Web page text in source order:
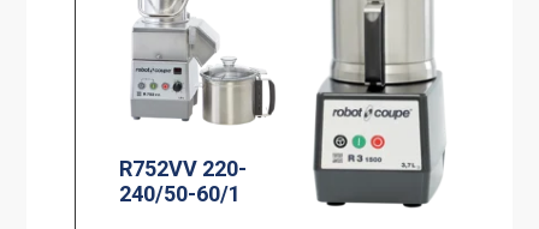
R752VV 220-
240/50-60/1